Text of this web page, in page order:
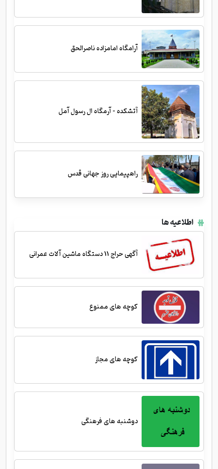
آرامگاه امامزاده ناصرالحق
آتشکده - آرمگاه ال رسول آمل
راهپیمایی روز جهانی قدس
اطلاعیه ها
آگهی حراج 11 دستگاه ماشین آلات عمرانی
کوچه های ممنوع
کوچه های مجاز
دوشنبه های فرهنگی